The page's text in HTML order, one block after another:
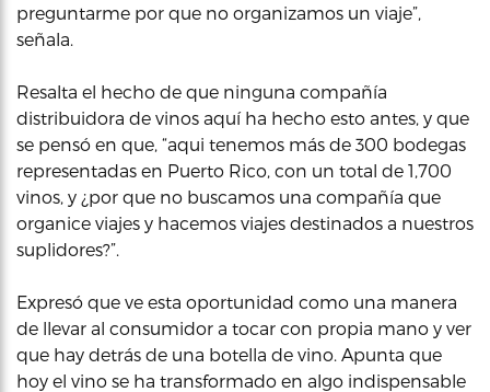
preguntarme por que no organizamos un viaje”,
señala.
Resalta el hecho de que ninguna compañía
distribuidora de vinos aquí ha hecho esto antes, y que
se pensó en que, “aqui tenemos más de 300 bodegas
representadas en Puerto Rico, con un total de 1,700
vinos, y ¿por que no buscamos una compañía que
organice viajes y hacemos viajes destinados a nuestros
suplidores?”.
Expresó que ve esta oportunidad como una manera
de llevar al consumidor a tocar con propia mano y ver
que hay detrás de una botella de vino. Apunta que
hoy el vino se ha transformado en algo indispensable